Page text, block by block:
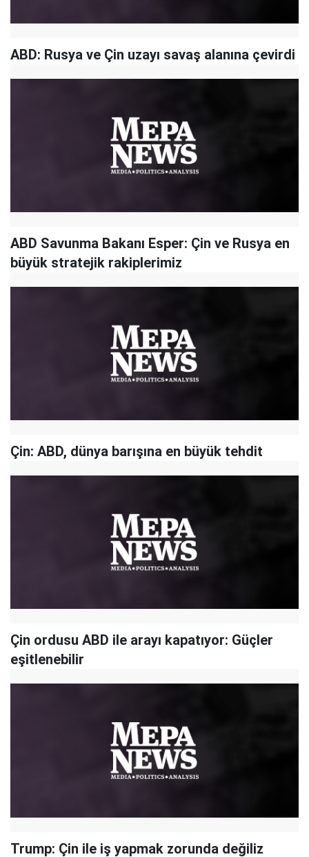
ABD: Rusya ve Çin uzayı savaş alanına çevirdi
ABD Savunma Bakanı Esper: Çin ve Rusya en
büyük stratejik rakiplerimiz
Çin: ABD, dünya barışına en büyük tehdit
Çin ordusu ABD ile arayı kapatıyor: Güçler
eşitlenebilir
Trump: Çin ile iş yapmak zorunda değiliz